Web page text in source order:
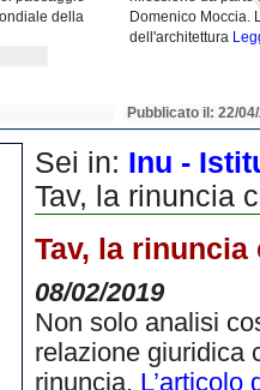
della
Domenico Moccia.
dell'architettura
Pubblicato il: 22/
Sei in: Inu -
Tav, la rinuncia
Tav, la
08/02/2019
Non solo analisi
relazione giuridica
rinuncia. L’articolo